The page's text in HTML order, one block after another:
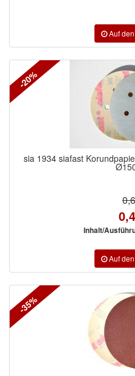
sia 1934 siafast
Inhalt/
-20%
-35%